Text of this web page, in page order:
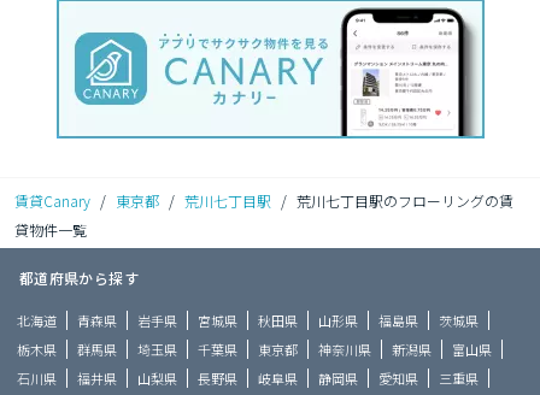
賃貸Canary / 東京都 / 荒川七丁目駅 / 荒川七丁目駅のフローリングの賃
貸物件一覧
都道府県から探す
北海道 青森県 岩手県 宮城県 秋田県 山形県 福島県
茨城県
栃木県
群馬県 埼玉県 千葉県 東京都 神奈川県 新潟県
富山県
石川県
福井県 山梨県 長野県 岐阜県 静岡県 愛知県
三重県